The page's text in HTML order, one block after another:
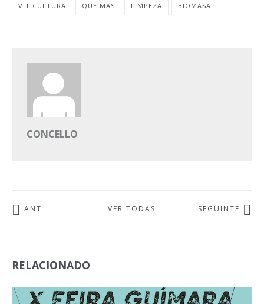
VITICULTURA QUEIMAS LIMPEZA BIOMASA
CONCELLO
ANT VER TODAS SEGUINTE
RELACIONADO